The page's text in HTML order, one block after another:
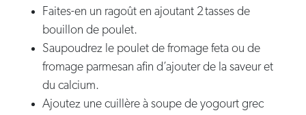
Faites-en un ragoût en ajoutant 2 tasses de
bouillon de poulet.
Saupoudrez le poulet de fromage feta ou de
fromage parmesan afin d’ajouter de la saveur et
du calcium.
Ajoutez une cuillère à soupe de yogourt grec